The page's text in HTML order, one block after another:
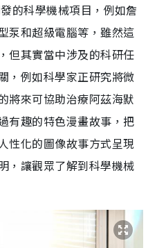
的科學機械項目，例如詹
泵和超級電腦等，雖然這
但其實當中涉及的科研任
，例如科學家正研究將微
將來可協助治療阿茲海默
有趣的特色漫畫故事，把
性化的圖像故事方式呈現
，讓觀眾了解到科學機械